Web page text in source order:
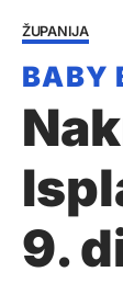
ŽUPANIJA
9.